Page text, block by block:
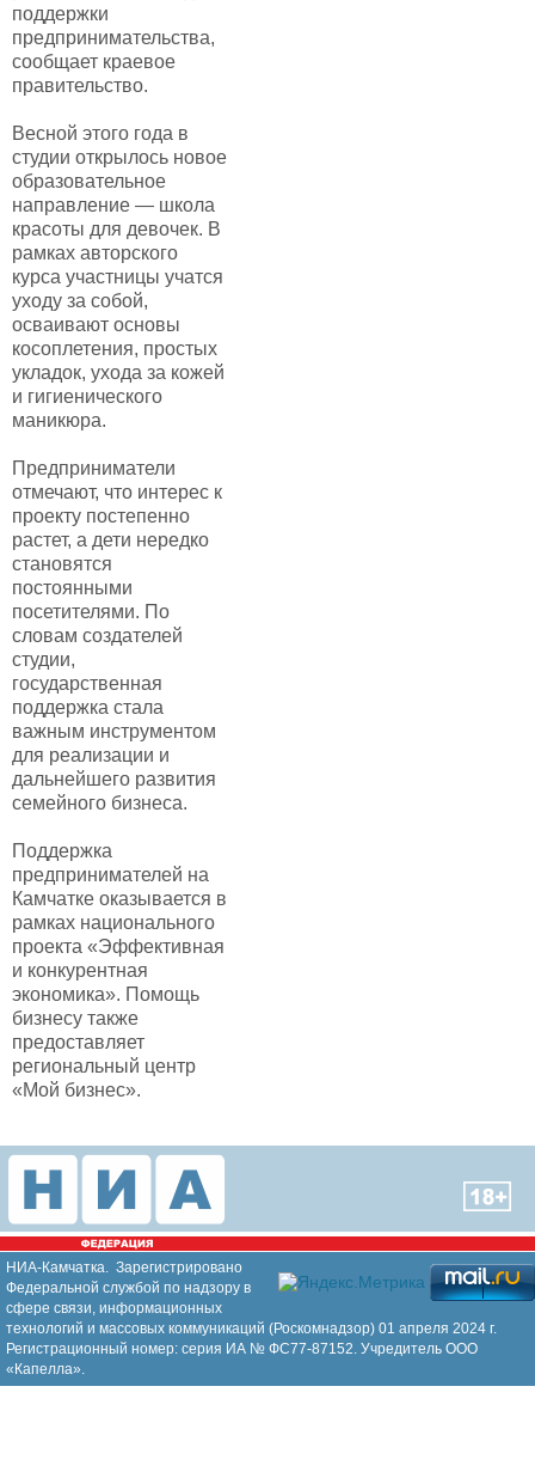
поддержки
предпринимательства,
сообщает краевое
правительство.
Весной этого года в
студии открылось новое
образовательное
направление — школа
красоты для девочек. В
рамках авторского
курса участницы учатся
уходу за собой,
осваивают основы
косоплетения, простых
укладок, ухода за кожей
и гигиенического
маникюра.
Предприниматели
отмечают, что интерес к
проекту постепенно
растет, а дети нередко
становятся
постоянными
посетителями. По
словам создателей
студии,
государственная
поддержка стала
важным инструментом
для реализации и
дальнейшего развития
семейного бизнеса.
Поддержка
предпринимателей на
Камчатке оказывается в
рамках национального
проекта «Эффективная
и конкурентная
экономика». Помощь
бизнесу также
предоставляет
региональный центр
«Мой бизнес».
НИА-Камчатка. Зарегистрировано
Федеральной службой по надзору в
сфере связи, информационных
технологий и массовых коммуникаций (Роскомнадзор) 01 апреля 2024 г.
Регистрационный номер: серия ИА № ФС77-87152. Учредитель ООО
«Капелла».